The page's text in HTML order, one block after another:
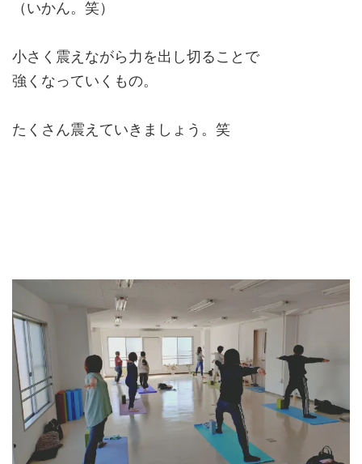
（いかん。笑）
小さく震えながら力を出し切ることで
強くなっていくもの。
たくさん震えていきましょう。笑